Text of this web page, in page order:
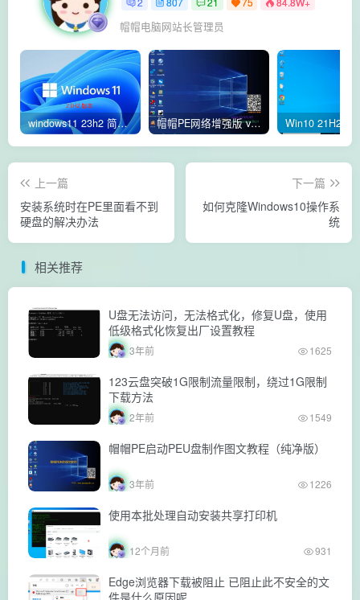
帽帽电脑网站长管理员
windows11 23h2 简体中文版64位 正式版 帽帽PE网络增强版 v2.4版本
上一篇
安装系统时在PE里面看不到
硬盘的解决办法
下一篇
如何克隆Windows10操作系
统
相关推荐
U盘无法访问，无法格式化，修复U盘，使用
低级格式化恢复出厂设置教程
3年前 1625
123云盘突破1G限制流量限制，绕过1G限制
下载方法
2年前 1549
帽帽PE启动PEU盘制作图文教程（纯净版）
3年前 1226
使用本批处理自动安装共享打印机
12个月前 931
Edge浏览器下载被阻止 已阻止此不安全的文